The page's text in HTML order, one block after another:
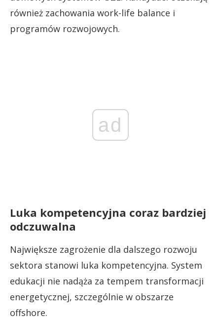
również zachowania work-life balance i
programów rozwojowych.
ad
Luka kompetencyjna coraz bardziej
odczuwalna
Największe zagrożenie dla dalszego rozwoju
sektora stanowi luka kompetencyjna. System
edukacji nie nadąża za tempem transformacji
energetycznej, szczególnie w obszarze
offshore.